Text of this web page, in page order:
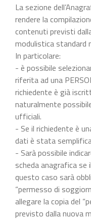
La sezione
rendere la
contenuti previsti
modulistica standard
In particolare:
- è possibile
riferita ad una
richiedente è già
naturalmente
ufficiali.
- Se il richiedente è
dati è stata
- Sarà possibile
scheda anagrafica se
questo caso sarà
“permesso di
allegare la copia del
previsto dalla nuova